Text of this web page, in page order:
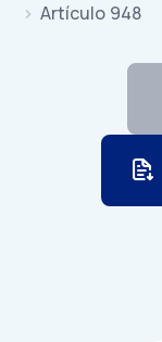
Artículo 948